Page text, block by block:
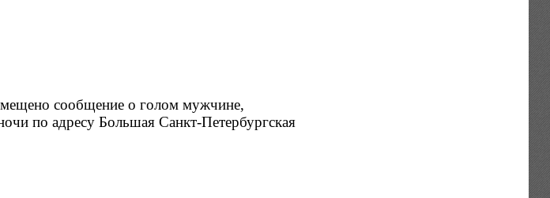
сообщение о голом мужчине,
по адресу Большая Cанкт-Петербургская